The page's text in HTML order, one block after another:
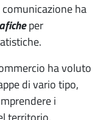
ha
per
ha voluto
di vario tipo,
i